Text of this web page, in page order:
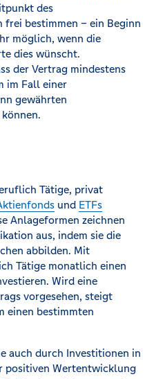
des
frei bestimmen – ein Beginn
möglich, wenn die
dies wünscht.
der Vertrag mindestens
im Fall einer
gewährten
Tätige, privat
und ETFs
Anlageformen zeichnen
aus, indem sie die
abbilden. Mit
Tätige monatlich einen
Wird eine
vorgesehen, steigt
einen bestimmten
auch durch Investitionen in
positiven Wertentwicklung